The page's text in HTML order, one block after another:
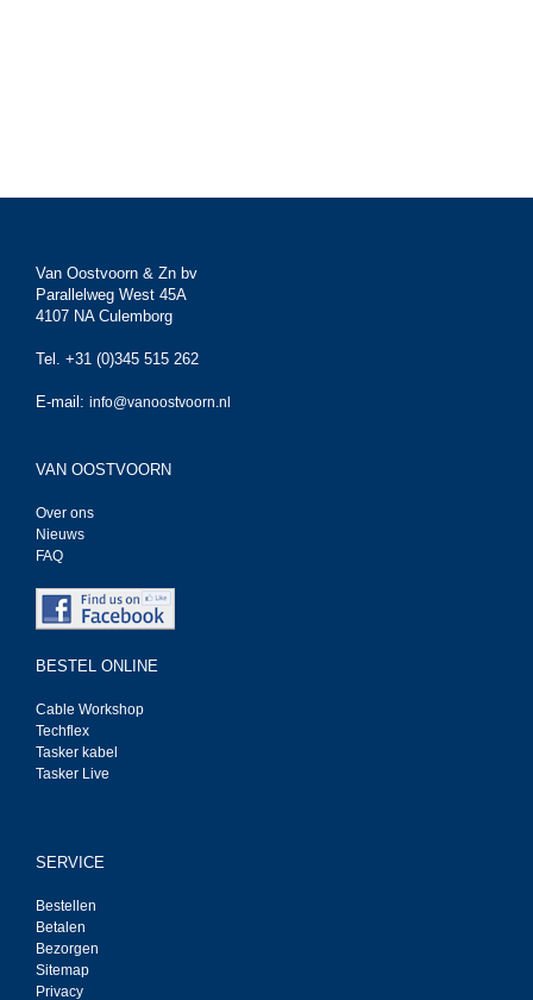
Van Oostvoorn & Zn bv
Parallelweg West 45A
4107 NA Culemborg
Tel. +31 (0)345 515 262
E-mail: info@vanoostvoorn.nl
VAN OOSTVOORN
Over ons
Nieuws
FAQ
BESTEL ONLINE
Cable Workshop
Techflex
Tasker kabel
Tasker Live
SERVICE
Bestellen
Betalen
Bezorgen
Sitemap
Privacy